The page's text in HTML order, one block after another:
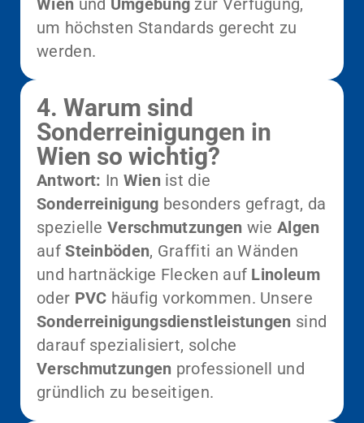
um höchsten Standards gerecht zu
werden.
4. Warum sind
Sonderreinigungen in
Wien so wichtig?
Antwort: In Wien ist die
Sonderreinigung besonders gefragt, da
spezielleVerschmutzungen wieAlgen
aufSteinböden, Graffiti an Wänden
und hartnäckige Flecken auf Linoleum
oder PVC häufig vorkommen. Unsere
Sonderreinigungsdienstleistungen sind
darauf spezialisiert, solche
Verschmutzungen professionell und
gründlich zu beseitigen.